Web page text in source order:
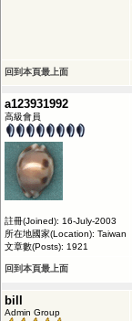
回到本頁最上面
a123931992
高級會員
註冊(Joined): 16-July-2003
所在地國家(Location): Taiwan
文章數(Posts): 1921
回到本頁最上面
bill
Admin Group